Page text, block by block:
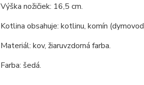
Výška nožičiek: 16,5 cm.
Kotlina obsahuje: kotlinu, komín
Materiál: kov, žiaruvzdorná farba.
Farba: šedá.